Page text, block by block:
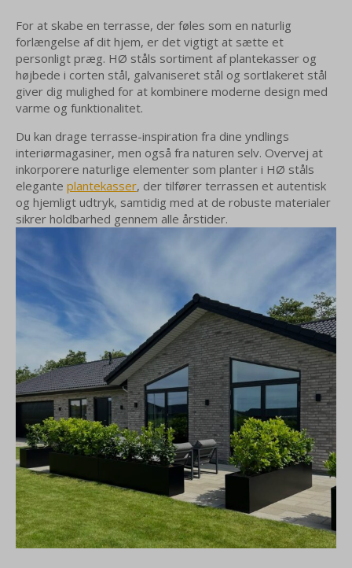
For at skabe en terrasse, der føles som en naturlig
forlængelse af dit hjem, er det vigtigt at sætte et
personligt præg. HØ ståls sortiment af plantekasser og
højbede i corten stål, galvaniseret stål og sortlakeret stål
giver dig mulighed for at kombinere moderne design med
varme og funktionalitet.
Du kan drage terrasse-inspiration fra dine yndlings
interiørmagasiner, men også fra naturen selv. Overvej at
inkorporere naturlige elementer som planter i HØ ståls
elegante plantekasser, der tilfører terrassen et autentisk
og hjemligt udtryk, samtidig med at de robuste materialer
sikrer holdbarhed gennem alle årstider.